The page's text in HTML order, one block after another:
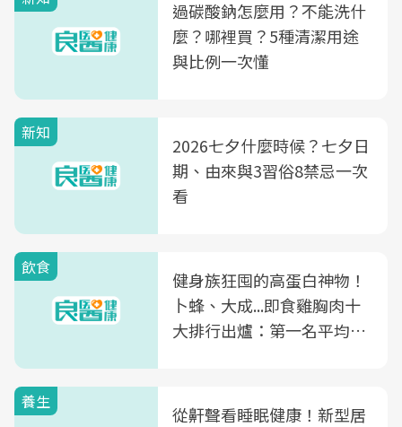
過碳酸鈉怎麼用？不能洗什
麼？哪裡買？5種清潔用途
與比例一次懂
新知
2026七夕什麼時候？七夕日
期、由來與3習俗8禁忌一次
看
飲食
健身族狂囤的高蛋白神物！
卜蜂、大成...即食雞胸肉十
大排行出爐：第一名平均一
養生
從鼾聲看睡眠健康！新型居